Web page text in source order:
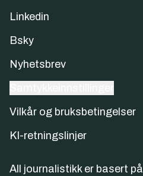
Linkedin
Bsky
Nyhetsbrev
Vilkår og bruksbetingelser
KI-retningslinjer
All journalistikk er basert på